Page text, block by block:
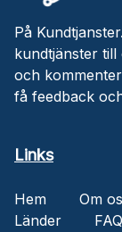
På
kundtjänster
och
få feedback
Links
Hem Om
Länder
FAQ